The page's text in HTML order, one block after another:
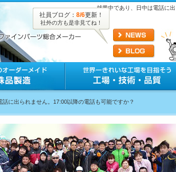
就業中であり、日中は電話に
社員ブログ： 8/6更新！
社外の方も是非見てね！
に出られません。17:00以降の電話も可能ですか？